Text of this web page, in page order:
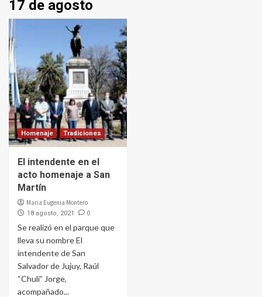
17 de agosto
Homenaje Tradiciones
El intendente en el
acto homenaje a San
Martín
Maria Eugenia Montero
18 agosto, 2021 0
Se realizó en el parque que
lleva su nombre El
intendente de San
Salvador de Jujuy, Raúl
“Chuli” Jorge,
acompañado...